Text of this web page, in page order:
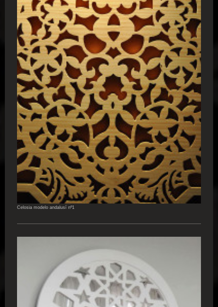
Celosia modelo andalusí nº1